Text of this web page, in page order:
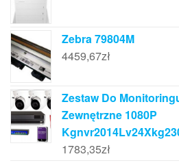
Zebra 79804M
4459,67zł
Zestaw Do
Zewnętrzne 1080P
1783,35zł